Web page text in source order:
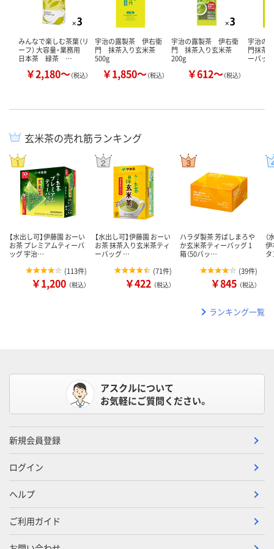
みんなで楽しむ茶葉（リ
ーフ） 大容量・業務用
日本茶 緑茶 …
￥2,180～（税込）
宇治の露製茶 伊右衛
門 抹茶入り玄米茶
500g
￥1,850～（税込）
宇治の露製茶 伊右衛
門 抹茶入り玄米茶
200g
￥612～（税込）
宇治の
門抹茶
ーバッグ
玄米茶の売れ筋ランキング
【水出し可】伊藤園 おーい
お茶 プレミアムティーバ
ッグ 宇治…
(113件)
￥1,200 （税込）
【水出し可】伊藤園 おーい
お茶 抹茶入り玄米茶ティ
ーバッグ …
(71件)
￥422 （税込）
ハラダ製茶 芳ばしまろや
か玄米茶ティーバッグ 1
箱（50バッ…
(39件)
￥845 （税込）
伊
ランキング一覧
アスクルについて
お気軽にご質問ください。
新規会員登録
ログイン
ヘルプ
ご利用ガイド